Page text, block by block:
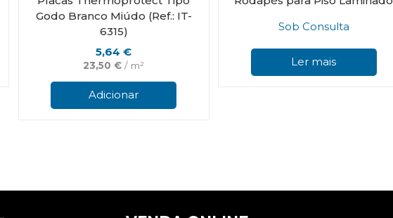
Godo Branco Miúdo (Ref.: IT-
6315)
5,64€
23,50€ / m²
Adicionar
Sob Consulta
Ler mais